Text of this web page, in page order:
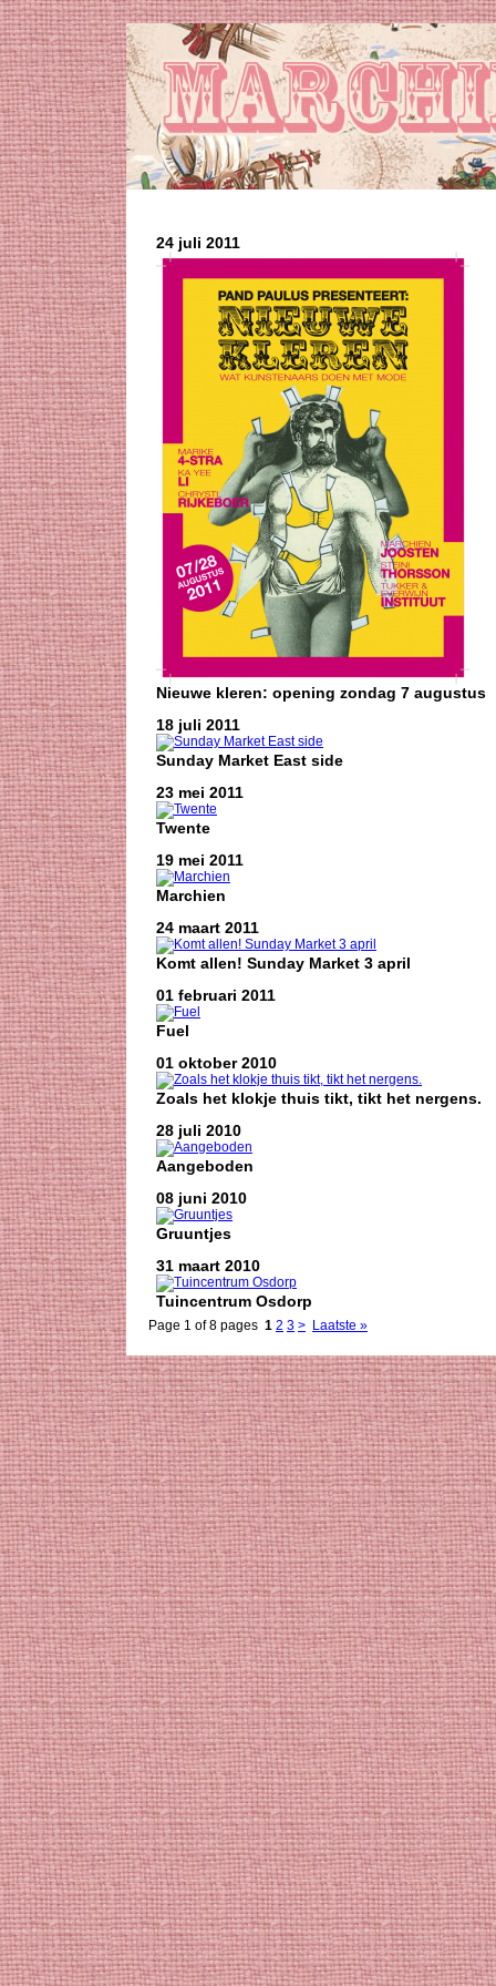
24 juli 2011
Nieuwe kleren: opening zondag 7 augustus
18 juli 2011
Sunday Market East side
23 mei 2011
Twente
19 mei 2011
Marchien
24 maart 2011
Komt allen! Sunday Market 3 april
01 februari 2011
Fuel
01 oktober 2010
Zoals het klokje thuis tikt, tikt het nergens.
28 juli 2010
Aangeboden
08 juni 2010
Gruuntjes
31 maart 2010
Tuincentrum Osdorp
Page 1 of 8 pages 1 2 3 > Laatste »